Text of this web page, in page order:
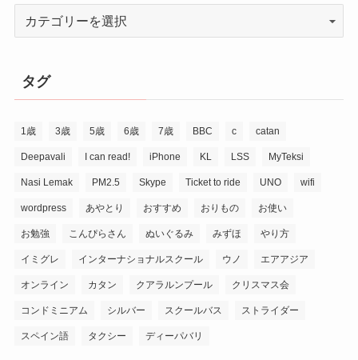
タグ
1歳 3歳 5歳 6歳 7歳 BBC c catan
Deepavali I can read! iPhone KL LSS MyTeksi
Nasi Lemak PM2.5 Skype Ticket to ride UNO wifi
wordpress あやとり おすすめ おりもの お使い
お勉強 こんぴらさん ぬいぐるみ みずほ やり方
イミグレ インターナショナルスクール ウノ エアアジア
オンライン カタン クアラルンプール クリスマス会
コンドミニアム シルバー スクールバス ストライダー
スペイン語 タクシー ディーパバリ